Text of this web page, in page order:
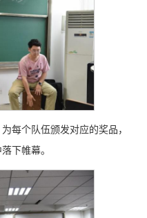
每个队伍颁发对应的奖品，
下帷幕。